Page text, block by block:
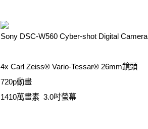
Sony DSC-W560 Cyber-shot Digital Camera
4x Carl Zeiss® Vario-Tessar® 26mm鏡頭
720p動畫
1410萬畫素 3.0吋螢幕